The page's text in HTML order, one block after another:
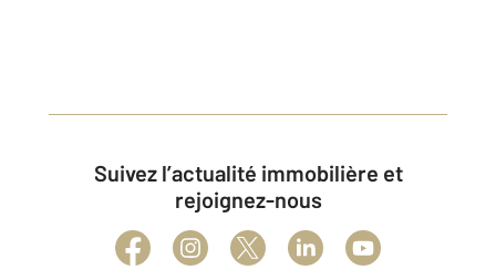
Suivez l’actualité immobilière et
rejoignez-nous